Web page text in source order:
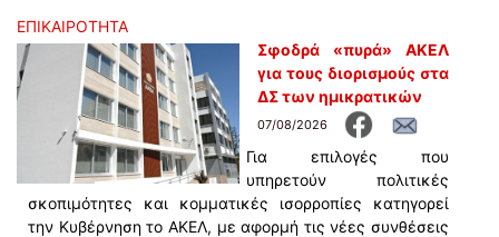
ΕΠΙΚΑΙΡΟΤΗΤΑ
Σφοδρά «πυρά» ΑΚΕΛ
για τους διορισμούς στα
ΔΣ των ημικρατικών
07/08/2026
Για επιλογές που
υπηρετούν πολιτικές
σκοπιμότητες και κομματικές ισορροπίες κατηγορεί
την Κυβέρνηση το ΑΚΕΛ, με αφορμή τις νέες συνθέσεις